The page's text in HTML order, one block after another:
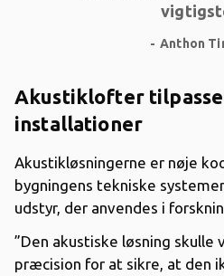
Anthon
Akustiklofter
installationer
Akustikløsningerne er nøje
bygningens tekniske
udstyr, der anvendes i
”Den akustiske løsning
præcision for at sikre, at den